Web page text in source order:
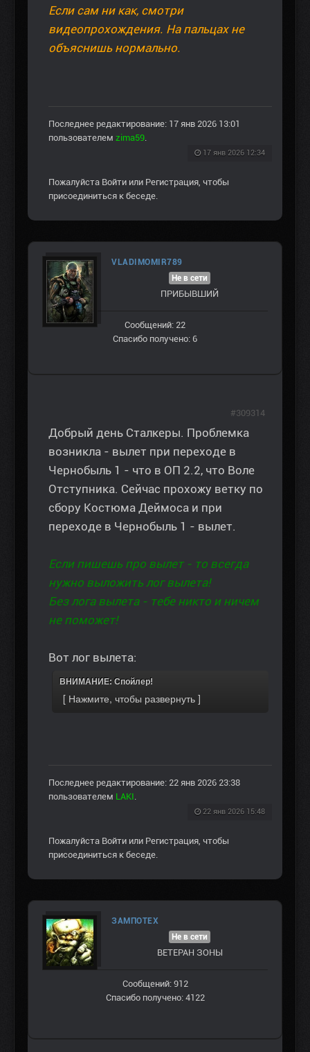
Если сам ни как, смотри
видеопрохождения. На пальцах не
объяснишь нормально.
Последнее редактирование: 17 янв 2026 13:01
пользователем zima59.
17 янв 2026 12:34
Пожалуйста Войти или Регистрация, чтобы
присоединиться к беседе.
VLADIMOMIR789
Не в сети
ПРИБЫВШИЙ
Сообщений: 22
Спасибо получено: 6
Добрый день Сталкеры. Проблемка
возникла - вылет при переходе в
Чернобыль 1 - что в ОП 2.2, что Воле
Отступника. Сейчас прохожу ветку по
сбору Костюма Деймоса и при
переходе в Чернобыль 1 - вылет.
Если пишешь про вылет - то всегда
нужно выложить лог вылета!
Без лога вылета - тебе никто и ничем
не поможет!
Вот лог вылета:
ВНИМАНИЕ: Спойлер!
Последнее редактирование: 22 янв 2026 23:38
пользователем LAKI.
22 янв 2026 15:48
#309314
Пожалуйста Войти или Регистрация, чтобы
присоединиться к беседе.
ЗАМПОТЕХ
Не в сети
ВЕТЕРАН ЗOНЫ
Сообщений: 912
Спасибо получено: 4122